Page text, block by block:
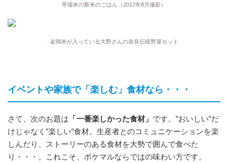
早場米の新米のごはん（2017年8月撮影）
金鵄米が入っている大野さんの奈良伝統野菜セット
イベントや家族で「楽しむ」食材なら・・・
さて、次のお題は 「一番楽しかった食材」 です。”おいしい”だ
けじゃなく”楽しい”食材。生産者とのコミュニケーションを楽
しんだり、ストーリーのある食材を大勢で囲んで食べた
り・・・。これこそ、ポケマルならではの味わい方です。